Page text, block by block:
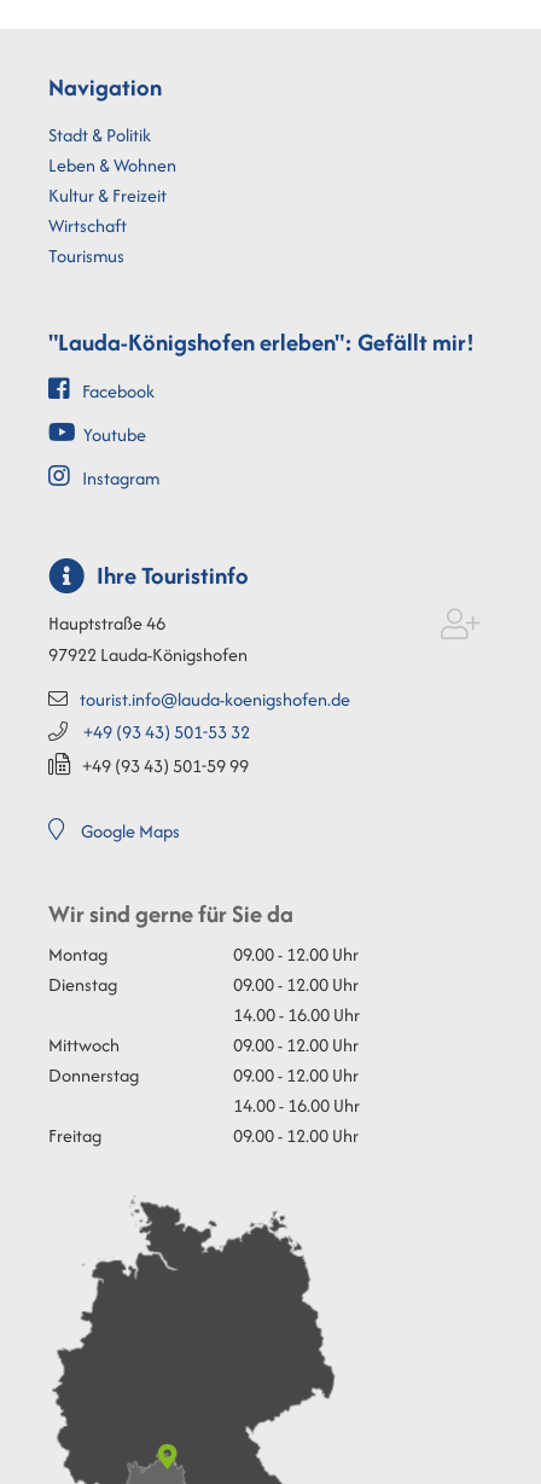
Navigation
Stadt & Politik
Leben & Wohnen
Kultur & Freizeit
Wirtschaft
Tourismus
"Lauda-Königshofen erleben": Gefällt mir!
Facebook
Youtube
Instagram
Ihre Touristinfo
Hauptstraße 46
97922Lauda-Königshofen
tourist.info@lauda-koenigshofen.de
+49 (9343) 501-5332
+49 (9343) 501-5999
Google Maps
Wir sind gerne für Sie da
Montag
09.00 - 12.00 Uhr
Dienstag
09.00 - 12.00 Uhr
14.00 - 16.00 Uhr
Mittwoch
09.00 - 12.00 Uhr
Donnerstag
09.00 - 12.00 Uhr
14.00 - 16.00 Uhr
Freitag
09.00 - 12.00 Uhr